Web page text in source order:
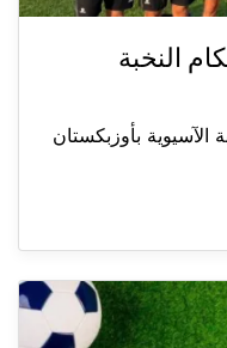
النخبة
الآسيوية بأوزبكستان